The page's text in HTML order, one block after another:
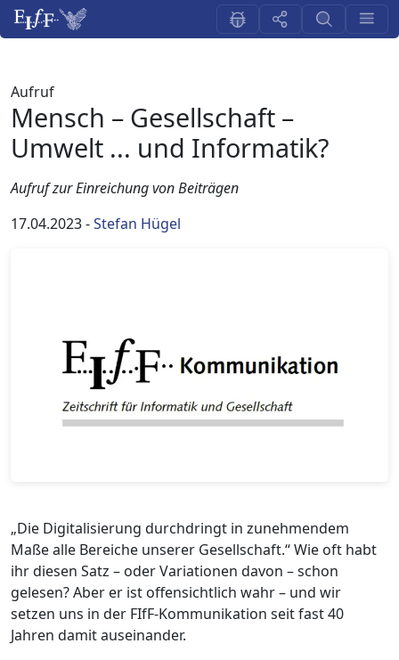
Aufruf
Mensch – Gesellschaft –
Umwelt ... und Informatik?
Aufruf zur Einreichung von Beiträgen
17.04.2023-Stefan Hügel
„Die Digitalisierung durchdringt in zunehmendem
Maße alle Bereiche unserer Gesellschaft.“ Wie oft habt
ihr diesen Satz – oder Variationen davon – schon
gelesen? Aber er ist offensichtlich wahr – und wir
setzen uns in der FIfF-Kommunikation seit fast 40
Jahren damit auseinander.